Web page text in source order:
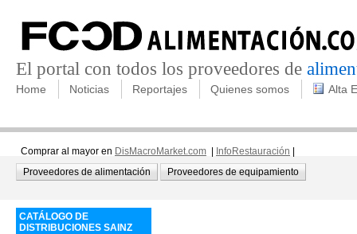
El portal con todos los proveedores de
Home Noticias Reportajes Quienes somos Alta
Comprar al mayor en DisMacroMarket.com InfoRestauración
Proveedores de alimentación
Proveedores de equipamiento
CATÁLOGO DE
DISTRIBUCIONES SAINZ